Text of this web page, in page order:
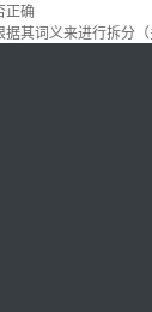
正确
据其词义来进行拆分